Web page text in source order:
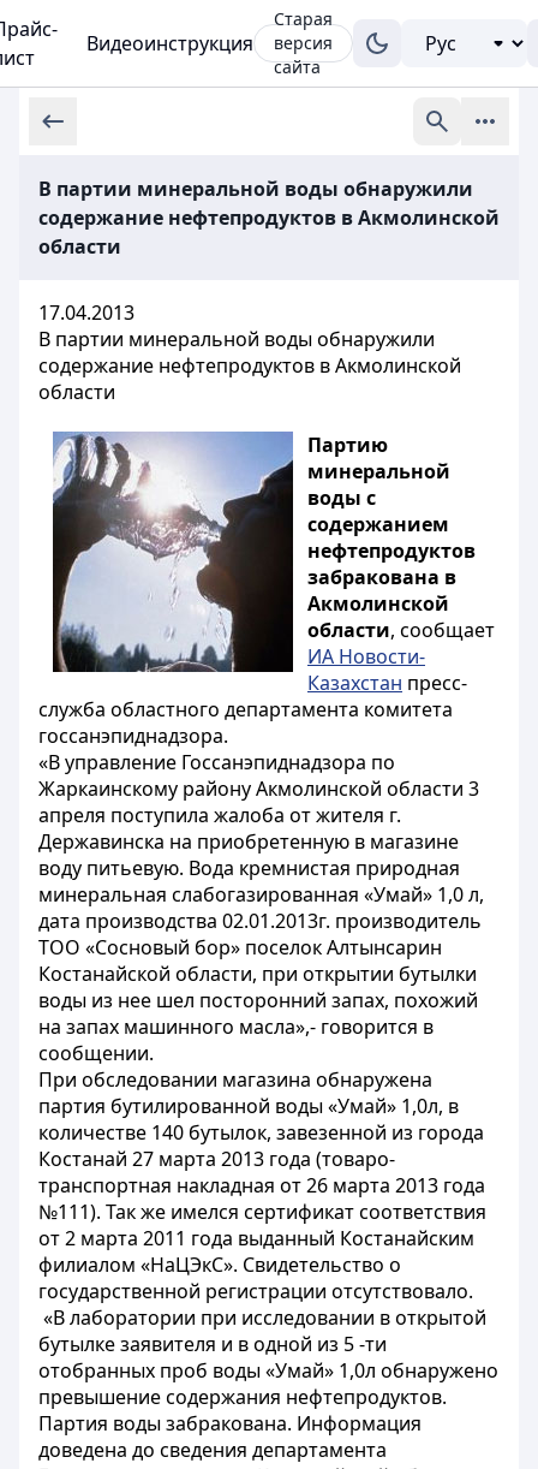
Видеоинструкция
Старая
версия
сайта
В партии минеральной воды обнаружили
содержание нефтепродуктов в Акмолинской
области
17.04.2013
В партии минеральной воды обнаружили
содержание нефтепродуктов в Акмолинской
области
Партию
минеральной
воды с
содержанием
нефтепродуктов
забракована в
Акмолинской
области, сообщает
ИА Новости-
Казахстан пресс-
служба областного департамента комитета
госсанэпиднадзора.
«В управление Госсанэпиднадзора по
Жаркаинскому району Акмолинской области 3
апреля поступила жалоба от жителя г.
Державинска на приобретенную в магазине
воду питьевую. Вода кремнистая природная
минеральная слабогазированная «Умай» 1,0 л,
дата производства 02.01.2013г. производитель
ТОО «Сосновый бор» поселок Алтынсарин
Костанайской области, при открытии бутылки
воды из нее шел посторонний запах, похожий
на запах машинного масла»,- говорится в
сообщении.
При обследовании магазина обнаружена
партия бутилированной воды «Умай» 1,0л, в
количестве 140 бутылок, завезенной из города
Костанай 27 марта 2013 года (товаро-
транспортная накладная от 26 марта 2013 года
№111). Так же имелся сертификат соответствия
от 2 марта 2011 года выданный Костанайским
филиалом «НаЦЭкС». Свидетельство о
государственной регистрации отсутствовало.
«В лаборатории при исследовании в открытой
бутылке заявителя и в одной из 5 -ти
отобранных проб воды «Умай» 1,0л обнаружено
превышение содержания нефтепродуктов.
Партия воды забракована. Информация
доведена до сведения департамента